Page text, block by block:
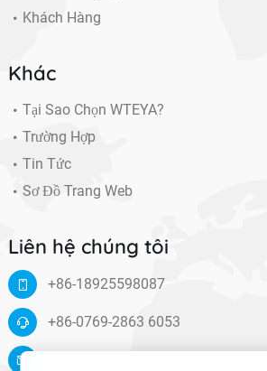
Khách Hàng
Khác
Tại Sao Chọn WTEYA?
Trường Hợp
Tin Tức
Sơ Đồ Trang Web
Liên hệ chúng tôi
+86-18925598087
+86-0769-2863 6053